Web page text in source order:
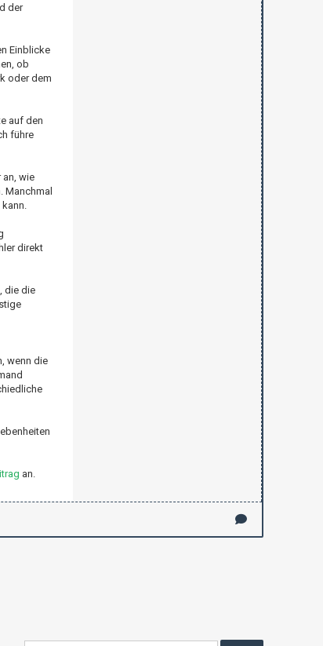
der
Einblicke
ob
oder dem
auf den
führe
wie
Manchmal
direkt
die die
wenn die
an.